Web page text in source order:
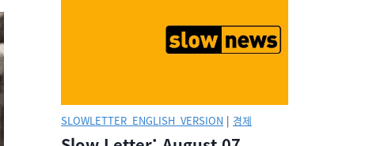
SLOWLETTER_ENGLISH_VERSION | 경제